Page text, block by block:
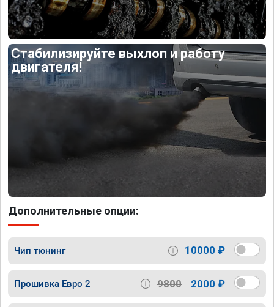
Стабилизируйте выхлоп и работу
двигателя!
Дополнительные опции:
Чип тюнинг 10000 ₽
Прошивка Евро 2 9800 2000 ₽